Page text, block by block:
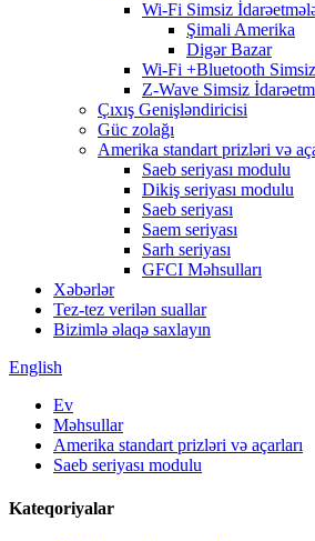
Wi-Fi Simsiz
Şimali Amerika
Digər Bazar
Wi-Fi +Bluetooth
Z-Wave Simsiz
Çıxış Genişləndiricisi
Güc zolağı
Amerika standart prizləri və
Saeb seriyası modulu
Dikiş seriyası modulu
Saeb seriyası
Saem seriyası
Sarh seriyası
GFCI Məhsulları
Xəbərlər
Tez-tez verilən suallar
Bizimlə əlaqə saxlayın
English
Ev
Məhsullar
Amerika standart prizləri və açarları
Saeb seriyası modulu
Kateqoriyalar